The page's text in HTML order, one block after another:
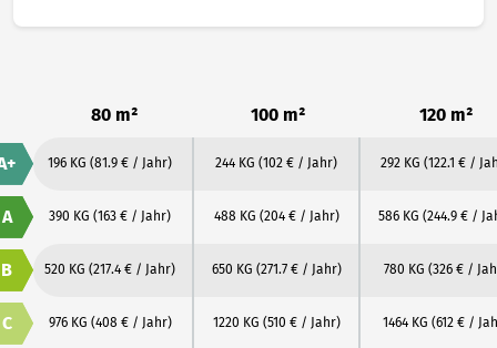
80 m² 100 m² 120 m²
196 KG (81.9 € / Jahr) 244 KG (102 € / Jahr) 292 KG (122.1 € /
A 390 KG (163 € / Jahr) 488 KG (204 € / Jahr) 586 KG (244.9 € /
B 520 KG (217.4 € / Jahr) 650 KG (271.7 € / Jahr) 780 KG (326 € /
C 976 KG (408 € / Jahr) 1220 KG (510 € / Jahr) 1464 KG (612 € /